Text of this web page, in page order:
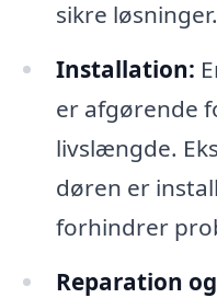
sikre løsninger.
Installation:
er afgørende
livslængde.
døren er
forhindrer
Reparation